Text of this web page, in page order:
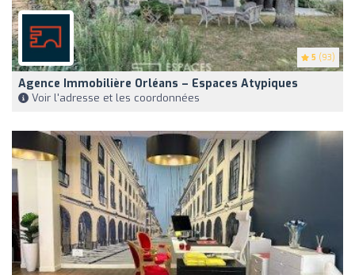
5 (93)
Agence Immobilière Orléans – Espaces Atypiques
Voir l'adresse et les coordonnées